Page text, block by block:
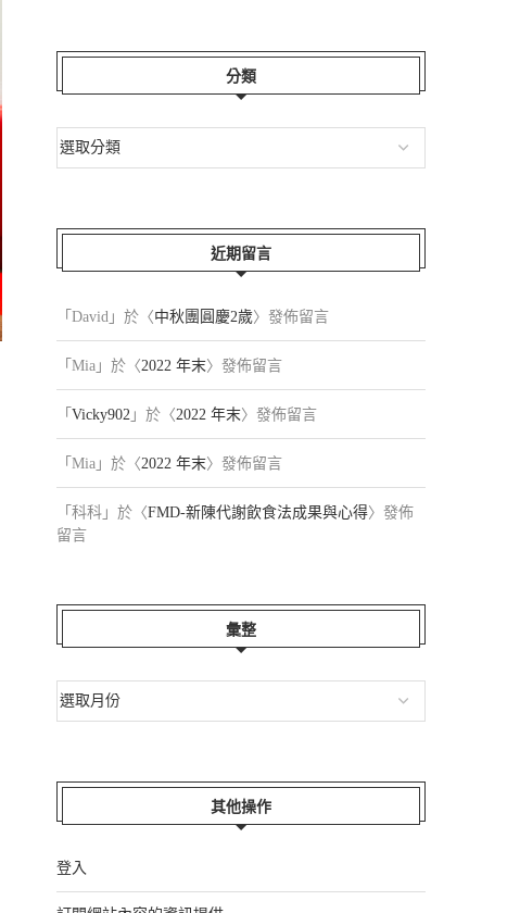
分類
近期留言
「 David 」於〈中秋團圓慶2歲〉發佈留言
「 Mia 」於〈2022 年末〉發佈留言
「 Vicky902 」於〈2022 年末〉發佈留言
「 Mia 」於〈2022 年末〉發佈留言
「 科科 」於〈FMD-新陳代謝飲食法成果與心得〉發佈
留言
彙整
其他操作
登入